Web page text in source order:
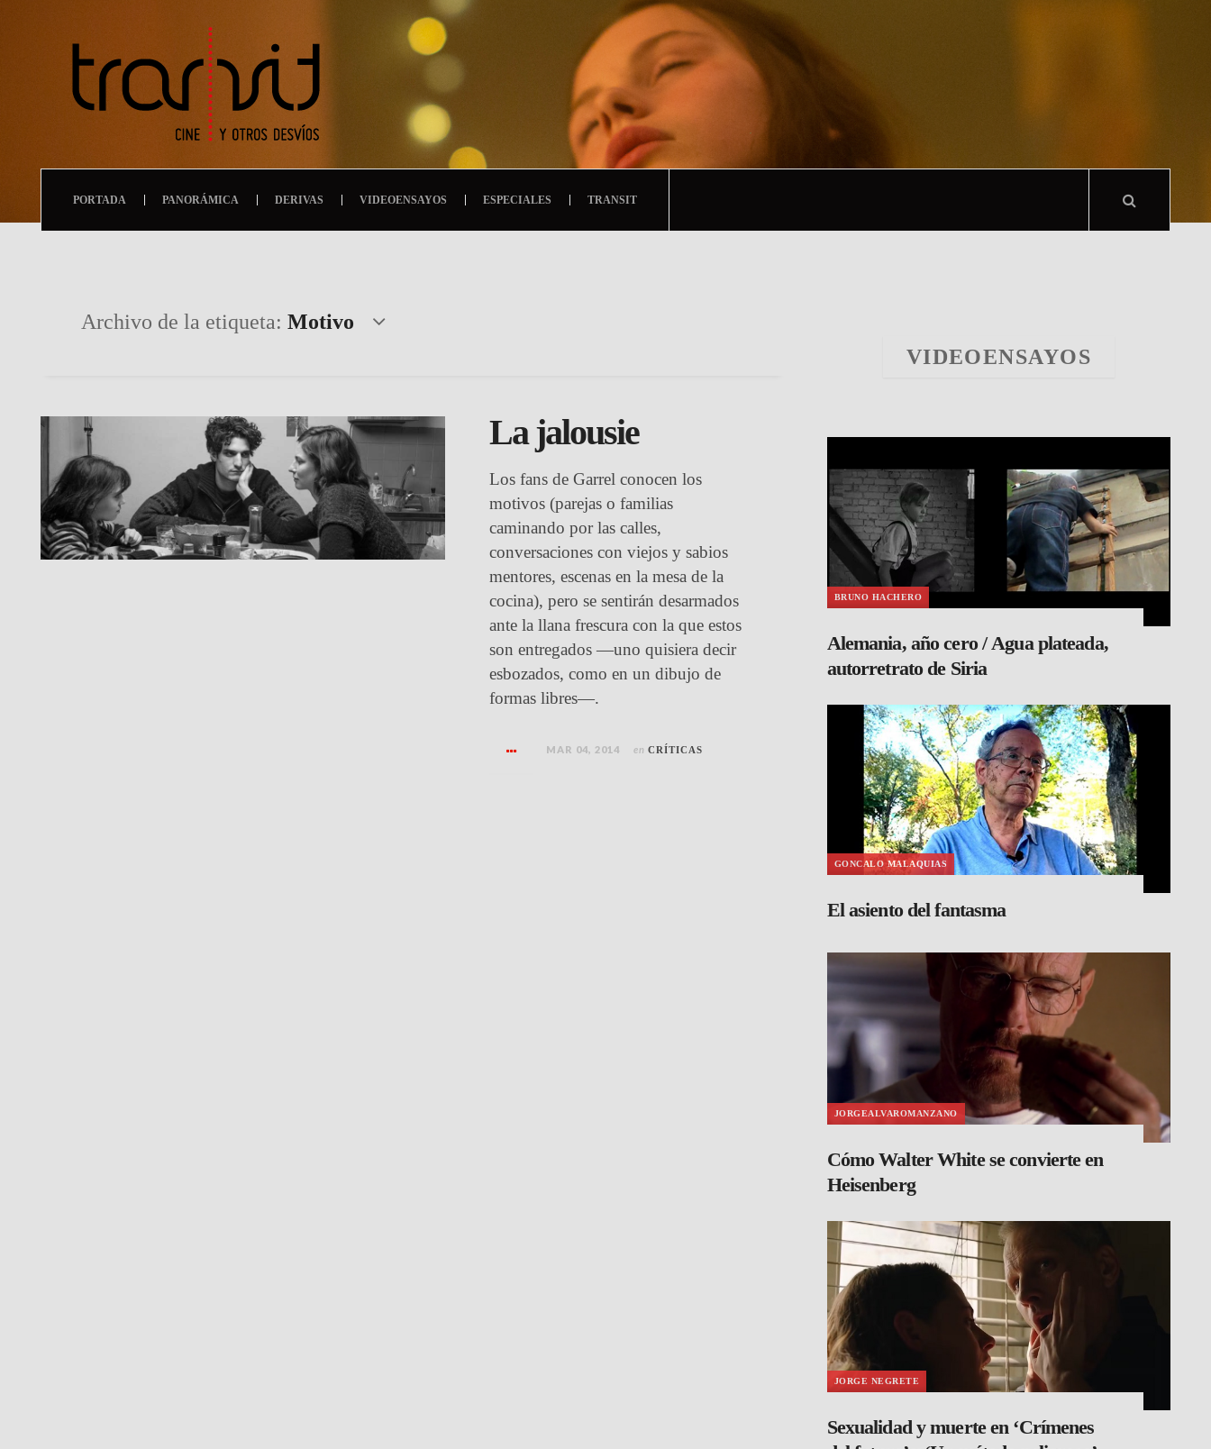
PORTADA PANORÁMICA DERIVAS VIDEOENSAYOS ESPECIALES TRANSIT
Archivo de la etiqueta: Motivo
La jalousie
Los fans de Garrel conocen los
motivos (parejas o familias
caminando por las calles,
conversaciones con viejos y sabios
mentores, escenas en la mesa de la
cocina), pero se sentirán desarmados
ante la llana frescura con la que estos
son entregados —uno quisiera decir
esbozados, como en un dibujo de
formas libres—.
MAR 04, 2014 en CRÍTICAS
VIDEOENSAYOS
BRUNO HACHERO
Alemania, año cero / Agua plateada,
autorretrato de Siria
GONCALO MALAQUIAS
El asiento del fantasma
JORGEALVAROMANZANO
Cómo Walter White se convierte en
Heisenberg
JORGE NEGRETE
Sexualidad y muerte en ‘Crímenes